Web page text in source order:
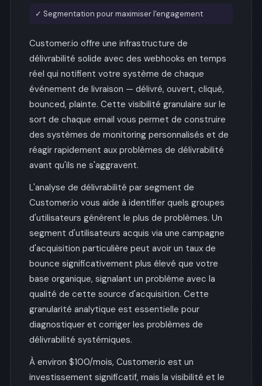
✓ Segmentation pour maximiser l'engagement
Customer.io offre une infrastructure de
délivrabilité solide avec des webhooks en temps
réel qui notifient votre système de chaque
événement de livraison — délivré, ouvert, cliqué,
bounced, plainte. Cette visibilité granulaire sur le
sort de chaque email vous permet de construire
des systèmes de monitoring personnalisés et de
réagir rapidement aux problèmes de délivrabilité
avant qu'ils ne s'aggravent.
L'analyse de délivrabilité par segment de
Customer.io vous aide à identifier quels groupes
d'utilisateurs génèrent le plus de problèmes. Un
segment d'utilisateurs acquis via une campagne
d'acquisition particulière peut avoir un taux de
bounce significativement plus élevé que votre
base organique, signalant un problème avec la
qualité de cette source d'acquisition. Cette
granularité analytique est essentielle pour
diagnostiquer et corriger les problèmes de
délivrabilité systémiques.
À environ $100/mois, Customer.io est un
investissement significatif, mais la visibilité et le